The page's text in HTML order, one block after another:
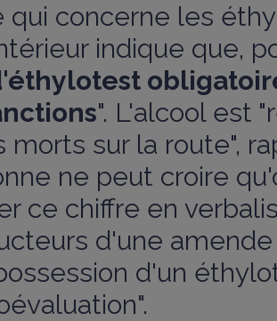
qui concerne les
indique que,
". L'alcool est
morts sur la route",
ne peut croire
ce chiffre en
d'une amende
d'un